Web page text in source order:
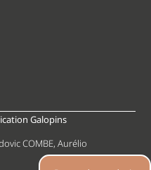
Galopins
COMBE, Aurélio